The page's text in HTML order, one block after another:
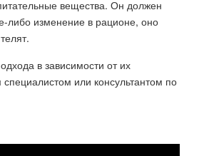
вещества. Он должен
либо изменение в рационе, оно
в зависимости от их
или консультантом по